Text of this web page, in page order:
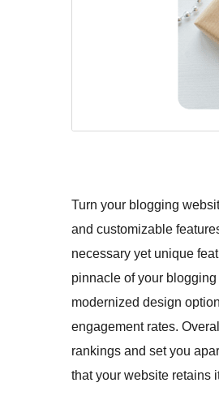
Turn your blogging
and customizable
necessary yet unique
pinnacle of your
modernized design
engagement rates.
rankings and set you
that your website retains